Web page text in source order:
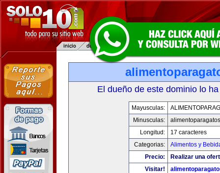
El dueño de este dominio lo
Mayusculas:
Minusculas:
Longitud:
17 caracteres
Categorias:
Alimentos y
Precio:
Realizar una
Visitar!